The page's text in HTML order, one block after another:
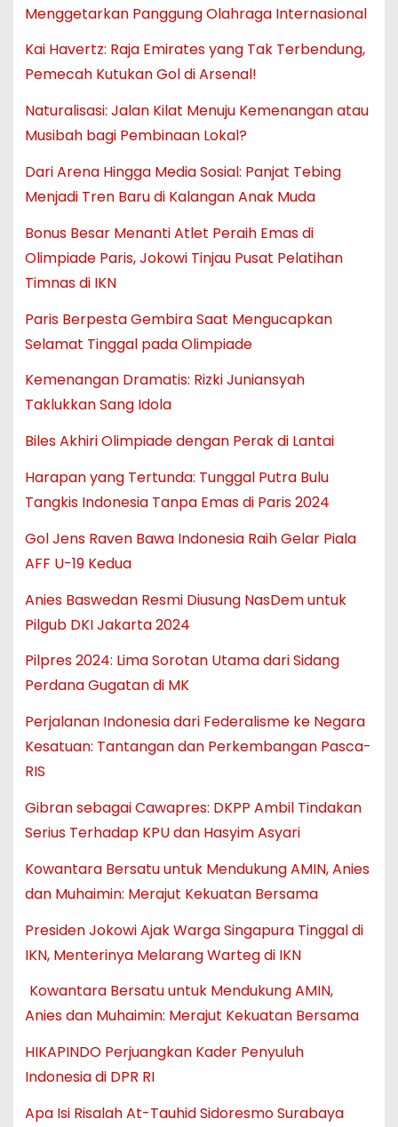
Menggetarkan Panggung Olahraga Internasional
Kai Havertz: Raja Emirates yang Tak Terbendung,
Pemecah Kutukan Gol di Arsenal!
Naturalisasi: Jalan Kilat Menuju Kemenangan atau
Musibah bagi Pembinaan Lokal?
Dari Arena Hingga Media Sosial: Panjat Tebing
Menjadi Tren Baru di Kalangan Anak Muda
Bonus Besar Menanti Atlet Peraih Emas di
Olimpiade Paris, Jokowi Tinjau Pusat Pelatihan
Timnas di IKN
Paris Berpesta Gembira Saat Mengucapkan
Selamat Tinggal pada Olimpiade
Kemenangan Dramatis: Rizki Juniansyah
Taklukkan Sang Idola
Biles Akhiri Olimpiade dengan Perak di Lantai
Harapan yang Tertunda: Tunggal Putra Bulu
Tangkis Indonesia Tanpa Emas di Paris 2024
Gol Jens Raven Bawa Indonesia Raih Gelar Piala
AFF U-19 Kedua
Anies Baswedan Resmi Diusung NasDem untuk
Pilgub DKI Jakarta 2024
Pilpres 2024: Lima Sorotan Utama dari Sidang
Perdana Gugatan di MK
Perjalanan Indonesia dari Federalisme ke Negara
Kesatuan: Tantangan dan Perkembangan Pasca-
RIS
Gibran sebagai Cawapres: DKPP Ambil Tindakan
Serius Terhadap KPU dan Hasyim Asyari
Kowantara Bersatu untuk Mendukung AMIN, Anies
dan Muhaimin: Merajut Kekuatan Bersama
Presiden Jokowi Ajak Warga Singapura Tinggal di
IKN, Menterinya Melarang Warteg di IKN
Kowantara Bersatu untuk Mendukung AMIN,
Anies dan Muhaimin: Merajut Kekuatan Bersama
HIKAPINDO Perjuangkan Kader Penyuluh
Indonesia di DPR RI
Apa Isi Risalah At-Tauhid Sidoresmo Surabaya